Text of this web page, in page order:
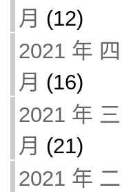
月 (12)
2021 年 四
月 (16)
2021 年 三
月 (21)
2021 年 二